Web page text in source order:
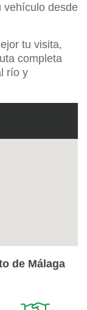
vehículo desde
tu visita,
completa
río y
de Málaga